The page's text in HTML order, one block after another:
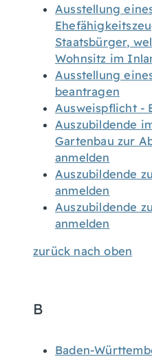
Ausstellung
Staatsbürger,
Wohnsitz im
Ausstellung
beantragen
Ausweispflicht -
Auszubildende
Gartenbau zur
anmelden
Auszubildende
anmelden
Auszubildende
anmelden
zurück nach oben
B
Baden-